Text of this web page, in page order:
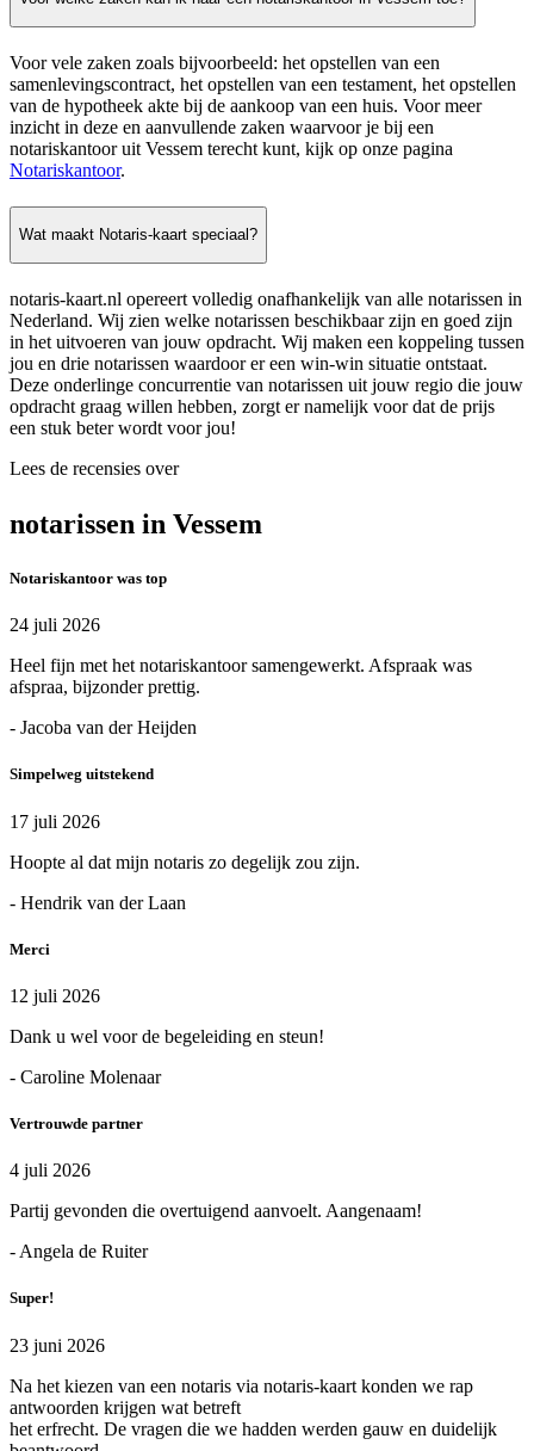
Voor vele zaken zoals bijvoorbeeld: het opstellen van een
samenlevingscontract, het opstellen van een testament, het opstellen
van de hypotheek akte bij de aankoop van een huis. Voor meer
inzicht in deze en aanvullende zaken waarvoor je bij een
notariskantoor uit Vessem terecht kunt, kijk op onze pagina
Notariskantoor.
Wat maakt Notaris-kaart speciaal?
notaris-kaart.nl opereert volledig onafhankelijk van alle notarissen in
Nederland. Wij zien welke notarissen beschikbaar zijn en goed zijn
in het uitvoeren van jouw opdracht. Wij maken een koppeling tussen
jou en drie notarissen waardoor er een win-win situatie ontstaat.
Deze onderlinge concurrentie van notarissen uit jouw regio die jouw
opdracht graag willen hebben, zorgt er namelijk voor dat de prijs
een stuk beter wordt voor jou!
Lees de recensies over
notarissen in Vessem
Notariskantoor was top
24 juli 2026
Heel fijn met het notariskantoor samengewerkt. Afspraak was
afspraa, bijzonder prettig.
- Jacoba van der Heijden
Simpelweg uitstekend
17 juli 2026
Hoopte al dat mijn notaris zo degelijk zou zijn.
- Hendrik van der Laan
Merci
12 juli 2026
Dank u wel voor de begeleiding en steun!
- Caroline Molenaar
Vertrouwde partner
4 juli 2026
Partij gevonden die overtuigend aanvoelt. Aangenaam!
- Angela de Ruiter
Super!
23 juni 2026
Na het kiezen van een notaris via notaris-kaart konden we rap
antwoorden krijgen wat betreft
het erfrecht. De vragen die we hadden werden gauw en duidelijk